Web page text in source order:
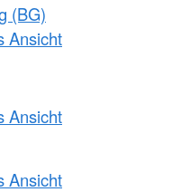
(BG)
Ansicht
Ansicht
Ansicht